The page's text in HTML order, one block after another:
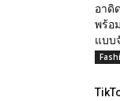
อาดิ
พร้อ
แบบ